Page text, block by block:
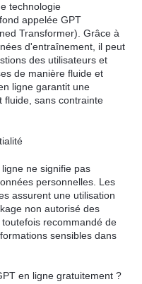
technologie
appelée GPT
Transformer). Grâce à
d'entraînement, il peut
des utilisateurs et
de manière fluide et
ligne garantit une
fluide, sans contrainte
ne signifie pas
personnelles. Les
assurent une utilisation
non autorisé des
recommandé de
sensibles dans
en ligne gratuitement ?